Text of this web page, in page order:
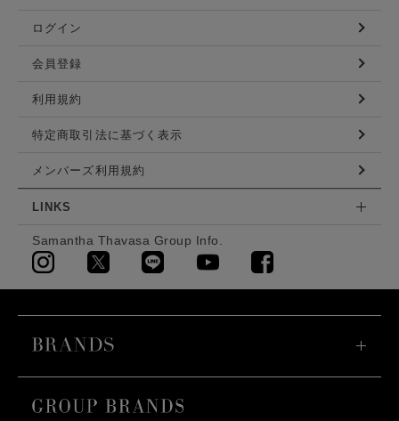
ログイン
会員登録
利用規約
特定商取引法に基づく表示
メンバーズ利用規約
LINKS
Samantha Thavasa Group Info.